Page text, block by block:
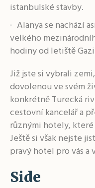
istanbulské stavby.
Alanya se nachází
velkého
hodiny od letiště
Již jste si vybrali
dovolenou ve svém
konkrétně Turecká
cestovní kancelář a
různými hotely,
Ještě si však nejste
pravý hotel pro vás a
Side